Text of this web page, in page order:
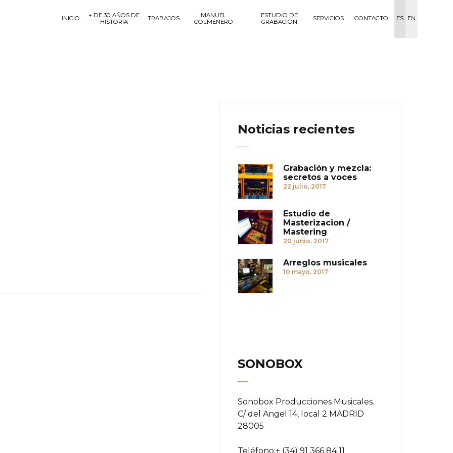
INICIO
+ DE 30 AÑOS DE
HISTORIA
TRABAJOS
MANUEL
COLMENERO
ESTUDIO DE
GRABACIÓN
SERVICIOS CONTACTO ES EN
Noticias recientes
Grabación y mezcla:
secretos a voces
22 julio, 2017
Estudio de
Masterizacion /
Mastering
20 junio, 2017
Arreglos musicales
10 mayo, 2017
SONOBOX
Sonobox Producciones Musicales.
C/ del Angel 14, local 2 MADRID
28005
Teléfono:+ (34) 91 366 84 11